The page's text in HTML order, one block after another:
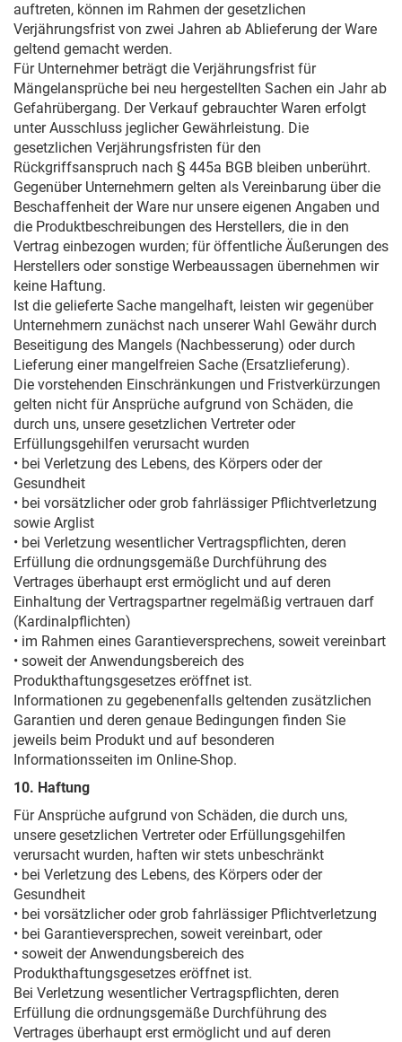
auftreten, können im Rahmen der gesetzlichen
Verjährungsfrist von zwei Jahren ab Ablieferung der Ware
geltend gemacht werden.
Für Unternehmer beträgt die Verjährungsfrist für
Mängelansprüche bei neu hergestellten Sachen ein Jahr ab
Gefahrübergang. Der Verkauf gebrauchter Waren erfolgt
unter Ausschluss jeglicher Gewährleistung. Die
gesetzlichen Verjährungsfristen für den
Rückgriffsanspruch nach § 445a BGB bleiben unberührt.
Gegenüber Unternehmern gelten als Vereinbarung über die
Beschaffenheit der Ware nur unsere eigenen Angaben und
die Produktbeschreibungen des Herstellers, die in den
Vertrag einbezogen wurden; für öffentliche Äußerungen des
Herstellers oder sonstige Werbeaussagen übernehmen wir
keine Haftung.
Ist die gelieferte Sache mangelhaft, leisten wir gegenüber
Unternehmern zunächst nach unserer Wahl Gewähr durch
Beseitigung des Mangels (Nachbesserung) oder durch
Lieferung einer mangelfreien Sache (Ersatzlieferung).
Die vorstehenden Einschränkungen und Fristverkürzungen
gelten nicht für Ansprüche aufgrund von Schäden, die
durch uns, unsere gesetzlichen Vertreter oder
Erfüllungsgehilfen verursacht wurden
• bei Verletzung des Lebens, des Körpers oder der
Gesundheit
• bei vorsätzlicher oder grob fahrlässiger Pflichtverletzung
sowie Arglist
• bei Verletzung wesentlicher Vertragspflichten, deren
Erfüllung die ordnungsgemäße Durchführung des
Vertrages überhaupt erst ermöglicht und auf deren
Einhaltung der Vertragspartner regelmäßig vertrauen darf
(Kardinalpflichten)
• im Rahmen eines Garantieversprechens, soweit vereinbart
• soweit der Anwendungsbereich des
Produkthaftungsgesetzes eröffnet ist.
Informationen zu gegebenenfalls geltenden zusätzlichen
Garantien und deren genaue Bedingungen finden Sie
jeweils beim Produkt und auf besonderen
Informationsseiten im Online-Shop.
10. Haftung
Für Ansprüche aufgrund von Schäden, die durch uns,
unsere gesetzlichen Vertreter oder Erfüllungsgehilfen
verursacht wurden, haften wir stets unbeschränkt
• bei Verletzung des Lebens, des Körpers oder der
Gesundheit
• bei vorsätzlicher oder grob fahrlässiger Pflichtverletzung
• bei Garantieversprechen, soweit vereinbart, oder
• soweit der Anwendungsbereich des
Produkthaftungsgesetzes eröffnet ist.
Bei Verletzung wesentlicher Vertragspflichten, deren
Erfüllung die ordnungsgemäße Durchführung des
Vertrages überhaupt erst ermöglicht und auf deren